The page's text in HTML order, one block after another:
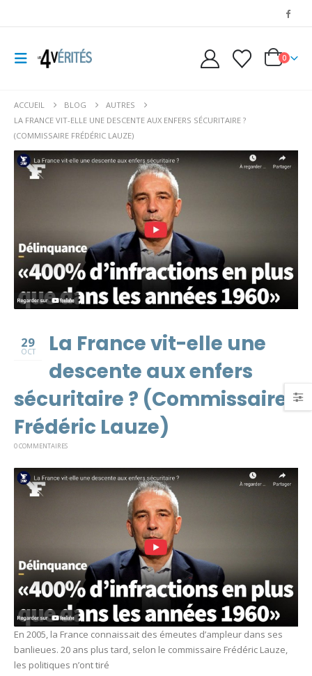
0
ACCUEIL BLOG
AUTRES
LA FRANCE VIT-ELLE UNE DESCENTE AUX ENFERS SÉCURITAIRE ?
(COMMISSAIRE FRÉDÉRIC LAUZE)
29
OCT
La France vit-elle une
descente aux enfers
sécuritaire ? (Commissaire
Frédéric Lauze)
0 COMMENTAIRES
En 2005, la France connaissait des émeutes d’ampleur dans ses
banlieues. 20 ans plus tard, selon le commissaire Frédéric Lauze,
les politiques n’ont tiré